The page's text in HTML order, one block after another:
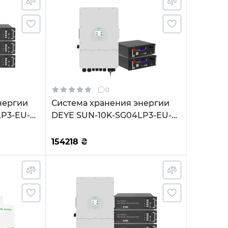
EU-
0
Система хранения энергии
DEYE SUN-10K-SG04LP3-EU-
2BAT LiFePO4 6500 циклов
154218 ₴